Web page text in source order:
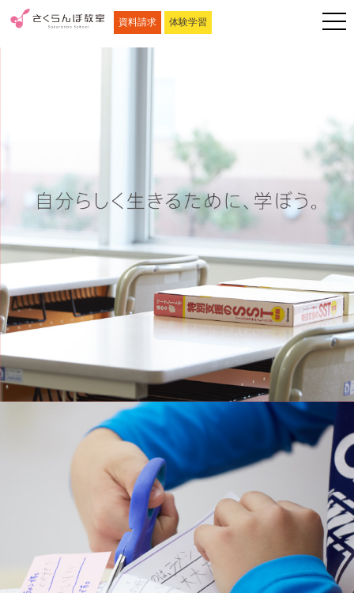
資料請求 体験学習